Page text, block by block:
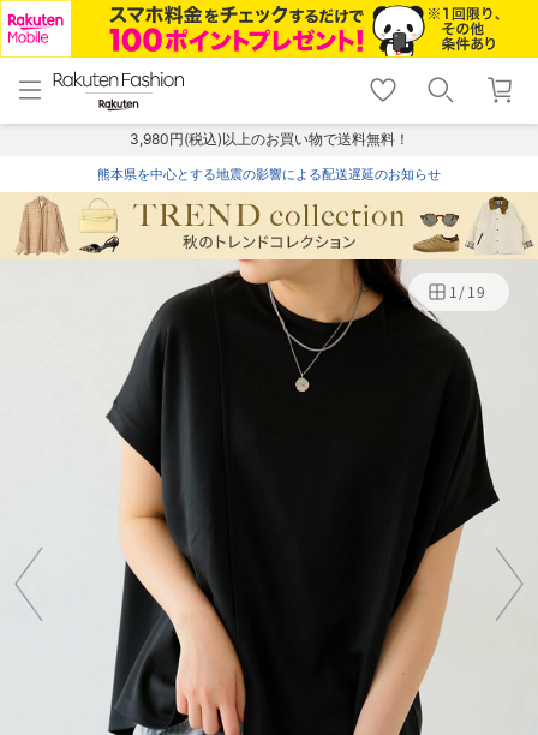
menu home
トップ
shopping_cart lock_outline
ログイン
3,980円(税込)以上のお買い物で送料無料！
熊本県を中心とする地震の影響による配送遅延のお知らせ
1/19